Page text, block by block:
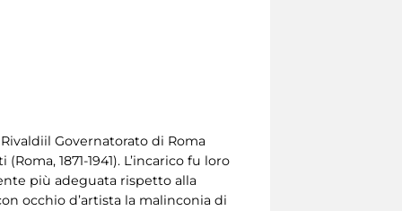
Governatorato di Roma
1871-1941). L’incarico fu loro
più adeguata rispetto alla
occhio d’artista la malinconia di